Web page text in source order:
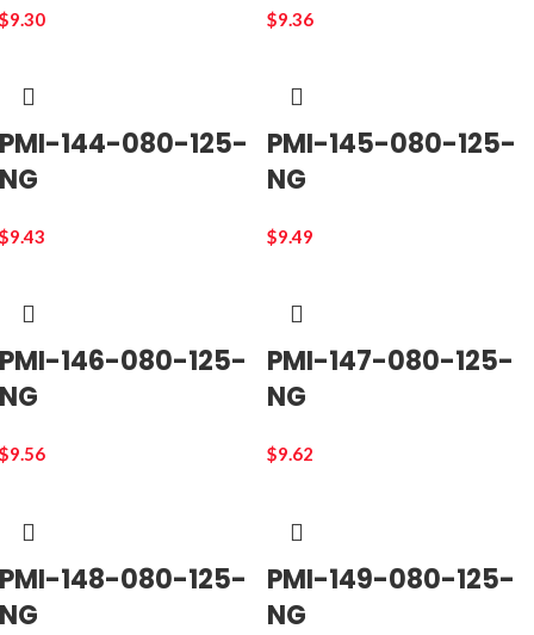
$9.30 $9.36
PMI-144-080-125-
NG
$9.43
PMI-145-080-125-
NG
$9.49
PMI-146-080-125-
NG
$9.56
PMI-147-080-125-
NG
$9.62
PMI-148-080-125-
NG
PMI-149-080-125-
NG